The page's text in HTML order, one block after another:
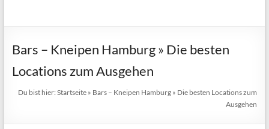
Bars – Kneipen Hamburg » Die besten
Locations zum Ausgehen
Du bist hier:Startseite » Bars – Kneipen Hamburg » Die besten Locations zum
Ausgehen